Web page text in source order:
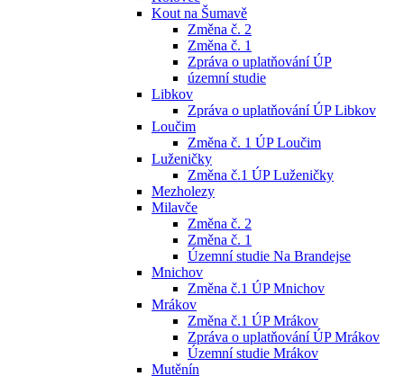
Kout na Šumavě
Změna č. 2
Změna č. 1
Zpráva o uplatňování ÚP
územní studie
Libkov
Zpráva o uplatňování ÚP Libkov
Loučim
Změna č. 1 ÚP Loučim
Luženičky
Změna č.1 ÚP Luženičky
Mezholezy
Milavče
Změna č. 2
Změna č. 1
Územní studie Na Brandejse
Mnichov
Změna č.1 ÚP Mnichov
Mrákov
Změna č.1 ÚP Mrákov
Zpráva o uplatňování ÚP Mrákov
Územní studie Mrákov
Mutěnín